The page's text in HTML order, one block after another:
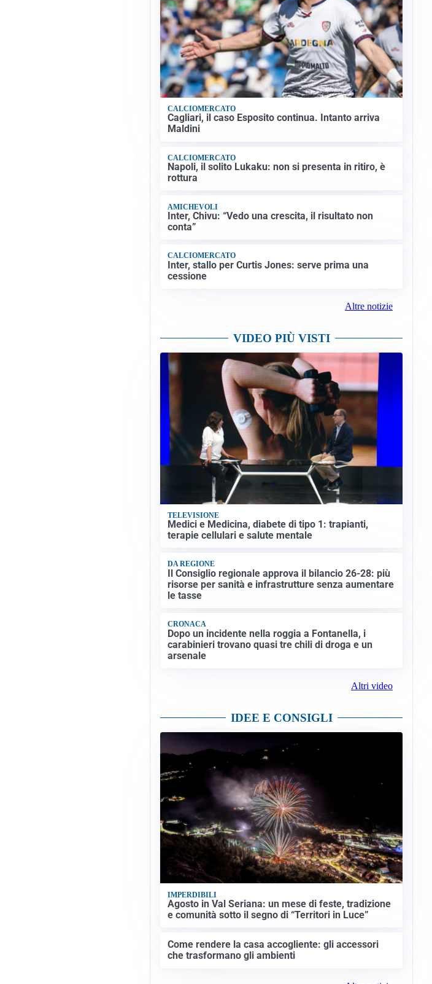
CALCIOMERCATO
Cagliari, il caso Esposito continua. Intanto arriva
Maldini
CALCIOMERCATO
Napoli, il solito Lukaku: non si presenta in ritiro, è
rottura
AMICHEVOLI
Inter, Chivu: “Vedo una crescita, il risultato non
conta”
CALCIOMERCATO
Inter, stallo per Curtis Jones: serve prima una
cessione
Altre notizie
VIDEO PIÙ VISTI
TELEVISIONE
Medici e Medicina, diabete di tipo 1: trapianti,
terapie cellulari e salute mentale
DA REGIONE
Il Consiglio regionale approva il bilancio 26-28: più
risorse per sanità e infrastrutture senza aumentare
le tasse
CRONACA
Dopo un incidente nella roggia a Fontanella, i
carabinieri trovano quasi tre chili di droga e un
arsenale
Altri video
IDEE E CONSIGLI
IMPERDIBILI
Agosto in Val Seriana: un mese di feste, tradizione
e comunità sotto il segno di “Territori in Luce”
Come rendere la casa accogliente: gli accessori
che trasformano gli ambienti